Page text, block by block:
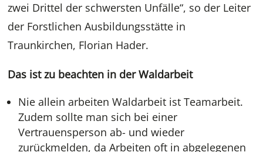
zwei Drittel der schwersten Unfälle“, so der Leiter
der Forstlichen Ausbildungsstätte in
Traunkirchen, Florian Hader.
Das ist zu beachten in der Waldarbeit
Nie allein arbeiten Waldarbeit ist Teamarbeit.
Zudem sollte man sich bei einer
Vertrauensperson ab- und wieder
zurückmelden, da Arbeiten oft in abgelegenen